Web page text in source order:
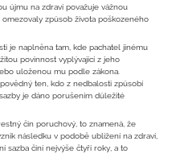
újmu na zdraví považuje vážnou
způsob života poškozeného
je naplněna tam, kde pachatel jinému
povinnost vyplývající z jeho
uloženou mu podle zákona.
ten, kdo z nedbalosti způsobí
je dáno porušením důležité
čin poruchový, to znamená, že
následku v podobě ublížení na zdraví,
sazba činí nejvýše čtyři roky, a to